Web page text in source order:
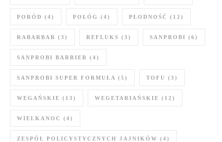
PORÓD (4) POŁÓG (4) PŁODNOŚĆ (12)
RABARBAR (3) REFLUKS (3) SANPROBI (6)
SANPROBI BARRIER (4)
SANPROBI SUPER FORMUŁA (5) TOFU (3)
WEGAŃSKIE (13) WEGETARIAŃSKIE (12)
WIELKANOC (4)
ZESPÓŁ POLICYSTYCZNYCH JAJNIKÓW (4)